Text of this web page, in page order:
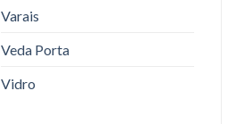
Varais
Veda Porta
Vidro